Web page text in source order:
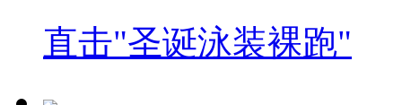
直击"圣诞泳装裸跑"